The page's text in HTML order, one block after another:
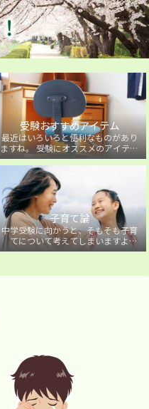
受験おすすめアイテム
最近はいろいろと便利なものがあり
ますね。 受験にオススメのアイテム
を紹介しています。
子育て論
中学受験に向かうと、そもそも子育
てについて考えてしまいますよ
ね・・・。中学受験に向かうお子様